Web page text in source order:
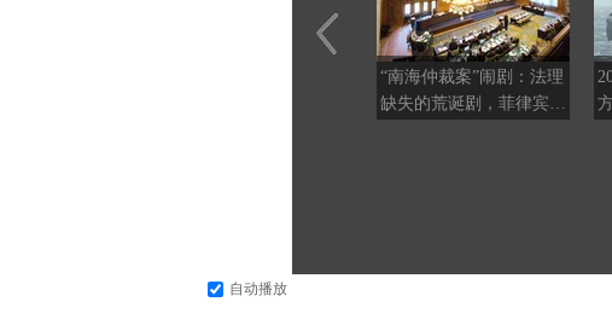
“南海仲裁案”闹剧：法理
缺失的荒诞剧，菲律宾重
自动播放